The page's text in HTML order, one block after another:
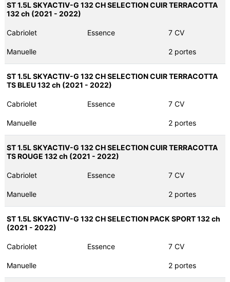
ST 1.5L SKYACTIV-G 132 CH SELECTION CUIR TERRACOTTA
132 ch (2021 - 2022)
Cabriolet Essence 7 CV
Manuelle 2 portes
ST 1.5L SKYACTIV-G 132 CH SELECTION CUIR TERRACOTTA
TS BLEU 132 ch (2021 - 2022)
Cabriolet Essence 7 CV
Manuelle 2 portes
ST 1.5L SKYACTIV-G 132 CH SELECTION CUIR TERRACOTTA
TS ROUGE 132 ch (2021 - 2022)
Cabriolet Essence 7 CV
Manuelle 2 portes
ST 1.5L SKYACTIV-G 132 CH SELECTION PACK SPORT 132 ch
(2021 - 2022)
Cabriolet Essence 7 CV
Manuelle 2 portes